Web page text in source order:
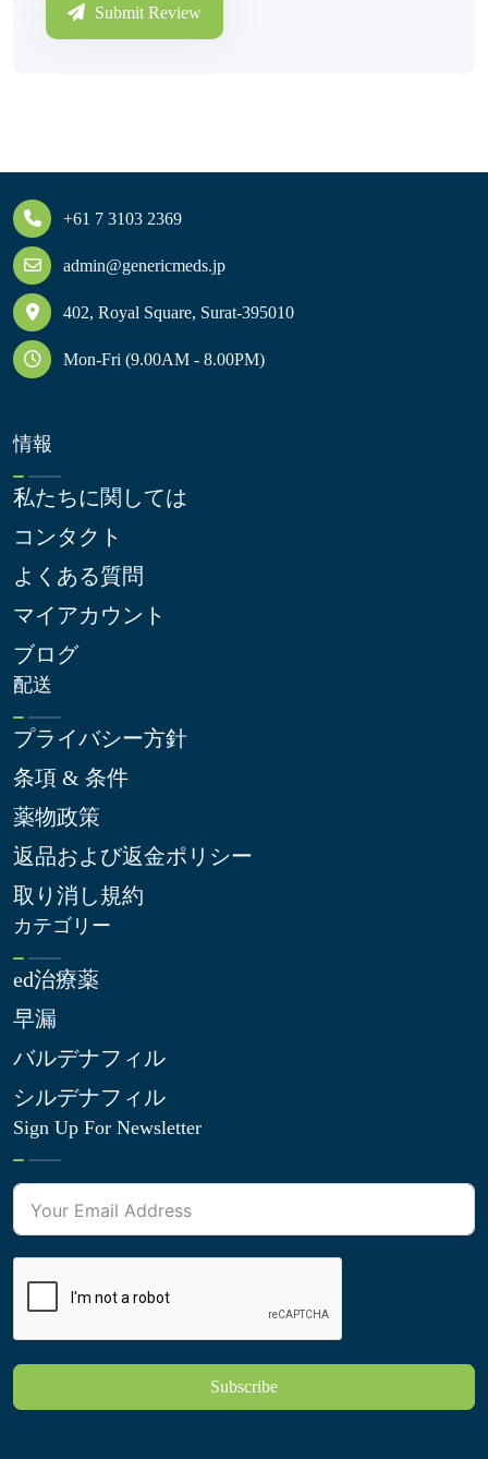
Submit Review
+61 7 3103 2369
admin@genericmeds.jp
402, Royal Square, Surat-395010
Mon-Fri (9.00AM - 8.00PM)
情報
私たちに関しては
コンタクト
よくある質問
マイアカウント
ブログ
配送
プライバシー方針
条項 & 条件
薬物政策
返品および返金ポリシー
取り消し規約
カテゴリー
ed治療薬
早漏
バルデナフィル
シルデナフィル
Sign Up For Newsletter
Subscribe